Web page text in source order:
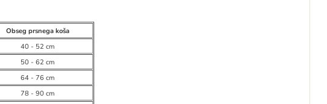
Obseg prsnega koša
40 - 52 cm
50 - 62 cm
64 - 76 cm
78 - 90 cm